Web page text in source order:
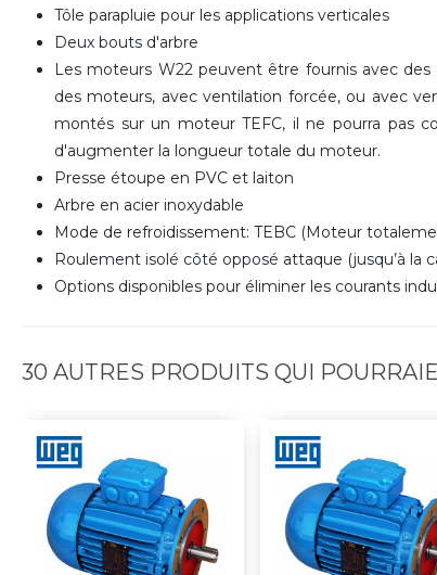
Tôle parapluie pour les applications verticales
Deux bouts d'arbre
Les moteurs W22 peuvent être fournis avec
des moteurs, avec ventilation forcée, ou avec
montés sur un moteur TEFC, il ne pourra pas
d'augmenter la longueur totale du moteur.
Presse étoupe en PVC et laiton
Arbre en acier inoxydable
Mode de refroidissement: TEBC (Moteur
Roulement isolé côté opposé attaque (jusqu’à la
Options disponibles pour éliminer les courants
30 AUTRES PRODUITS QUI